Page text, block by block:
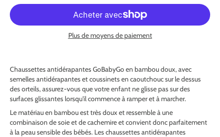
Plus de moyens de paiement
Chaussettes antidérapantes GoBabyGo en bambou doux, avec
semelles antidérapantes et coussinets en caoutchouc sur le dessus
des orteils, assurez-vous que votre enfant ne glisse pas sur des
surfaces glissantes lorsqu'il commence à ramper et à marcher.
Le matériau en bambou est très doux et ressemble à une
combinaison de soie et de cachemire et convient donc parfaitement
à la peau sensible des bébés. Les chaussettes antidérapantes